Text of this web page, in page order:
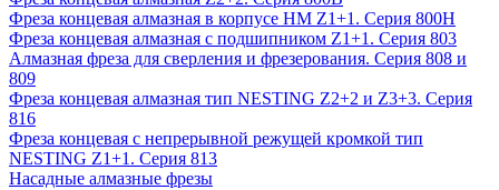
Фреза концевая алмазная в корпусе НМ Z1+1. Серия 800H
Фреза концевая алмазная с подшипником Z1+1. Серия 803
Алмазная фреза для сверления и фрезерования. Серия 808 и
809
Фреза концевая алмазная тип NESTING Z2+2 и Z3+3. Серия
816
Фреза концевая с непрерывной режущей кромкой тип
NESTING Z1+1. Серия 813
Насадные алмазные фрезы